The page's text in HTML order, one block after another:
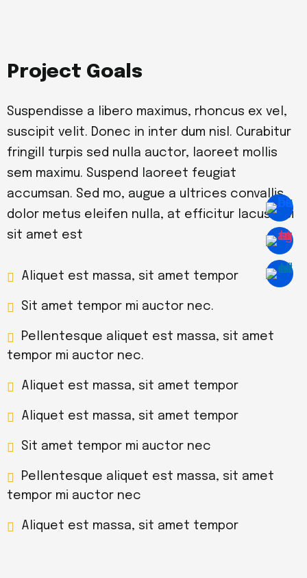
Project Goals
Suspendisse a libero maximus, rhoncus ex vel,
suscipit velit. Donec in inter dum nisl. Curabitur
fringill turpis sed nulla auctor, laoreet mollis
sem maximu. Suspend laoreet feugiat
accumsan. Sed mo, augue a ultrices convallis,
dolor metus eleifen nulla, at efficitur lacus nisi
sit amet est
Aliquet est massa, sit amet tempor
Sit amet tempor mi auctor nec.
Pellentesque aliquet est massa, sit amet
tempor mi auctor nec.
Aliquet est massa, sit amet tempor
Aliquet est massa, sit amet tempor
Sit amet tempor mi auctor nec
Pellentesque aliquet est massa, sit amet
tempor mi auctor nec
Aliquet est massa, sit amet tempor